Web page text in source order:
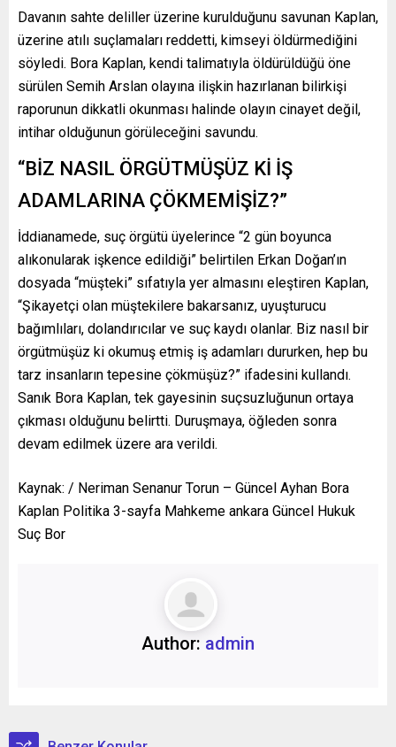
Davanın sahte deliller üzerine kurulduğunu savunan Kaplan,
üzerine atılı suçlamaları reddetti, kimseyi öldürmediğini
söyledi. Bora Kaplan, kendi talimatıyla öldürüldüğü öne
sürülen Semih Arslan olayına ilişkin hazırlanan bilirkişi
raporunun dikkatli okunması halinde olayın cinayet değil,
intihar olduğunun görüleceğini savundu.
“BİZ NASIL ÖRGÜTMÜŞÜZ Kİ İŞ
ADAMLARINA ÇÖKMEMİŞİZ?”
İddianamede, suç örgütü üyelerince “2 gün boyunca
alıkonularak işkence edildiği” belirtilen Erkan Doğan’ın
dosyada “müşteki” sıfatıyla yer almasını eleştiren Kaplan,
“Şikayetçi olan müştekilere bakarsanız, uyuşturucu
bağımlıları, dolandırıcılar ve suç kaydı olanlar. Biz nasıl bir
örgütmüşüz ki okumuş etmiş iş adamları dururken, hep bu
tarz insanların tepesine çökmüşüz?” ifadesini kullandı.
Sanık Bora Kaplan, tek gayesinin suçsuzluğunun ortaya
çıkması olduğunu belirtti. Duruşmaya, öğleden sonra
devam edilmek üzere ara verildi.
Kaynak: / Neriman Senanur Torun – Güncel Ayhan Bora
Kaplan Politika 3-sayfa Mahkeme ankara Güncel Hukuk
Suç Bor
Author: admin